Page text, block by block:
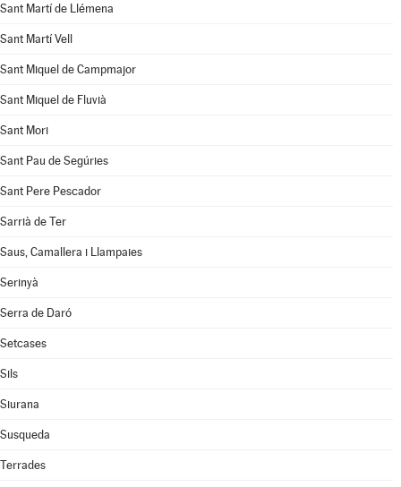
Sant Martí de Llémena
Sant Martí Vell
Sant Miquel de Campmajor
Sant Miquel de Fluvià
Sant Mori
Sant Pau de Segúries
Sant Pere Pescador
Sarrià de Ter
Saus, Camallera i Llampaies
Serinyà
Serra de Daró
Setcases
Sils
Siurana
Susqueda
Terrades